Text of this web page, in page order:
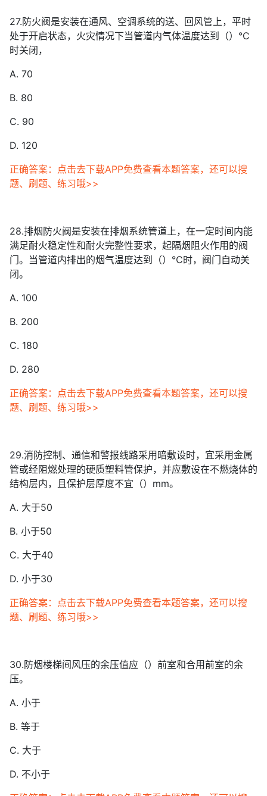
27.防火阀是安装在通风、空调系统的送、回风管上，平时
处于开启状态，火灾情况下当管道内气体温度达到（）°C
时关闭，
A. 70
B. 80
C. 90
D. 120
正确答案：点击去下载APP免费查看本题答案，还可以搜
题、刷题、练习哦>>
28.排烟防火阀是安装在排烟系统管道上，在一定时间内能
满足耐火稳定性和耐火完整性要求，起隔烟阻火作用的阀
门。当管道内排出的烟气温度达到（）℃时，阀门自动关
闭。
A. 100
B. 200
C. 180
D. 280
正确答案：点击去下载APP免费查看本题答案，还可以搜
题、刷题、练习哦>>
29.消防控制、通信和警报线路采用暗敷设时，宜采用金属
管或经阻燃处理的硬质塑料管保护，并应敷设在不燃烧体的
结构层内，且保护层厚度不宜（）mm。
A. 大于50
B. 小于50
C. 大于40
D. 小于30
正确答案：点击去下载APP免费查看本题答案，还可以搜
题、刷题、练习哦>>
30.防烟楼梯间风压的余压值应（）前室和合用前室的余
压。
A. 小于
B. 等于
C. 大于
D. 不小于